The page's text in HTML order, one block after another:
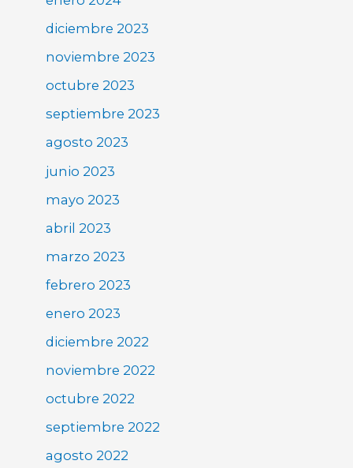
diciembre 2023
noviembre 2023
octubre 2023
septiembre 2023
agosto 2023
junio 2023
mayo 2023
abril 2023
marzo 2023
febrero 2023
enero 2023
diciembre 2022
noviembre 2022
octubre 2022
septiembre 2022
agosto 2022